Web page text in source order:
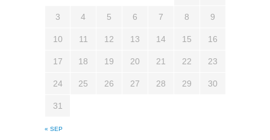
« SEP
3 4 5 6 7 8 9
10 11 12 13 14 15 16
17 18 19 20 21 22 23
24 25 26 27 28 29 30
31